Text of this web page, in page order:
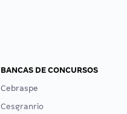
BANCAS DE CONCURSOS
Cebraspe
Cesgranrio